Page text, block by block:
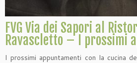
FVG Via dei Sapori al
Ravascletto – I prossimi
I prossimi appuntamenti con la cucina